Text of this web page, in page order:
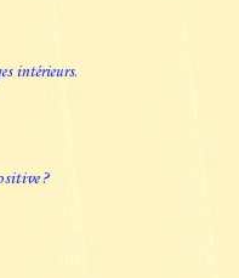
intérieurs.
?